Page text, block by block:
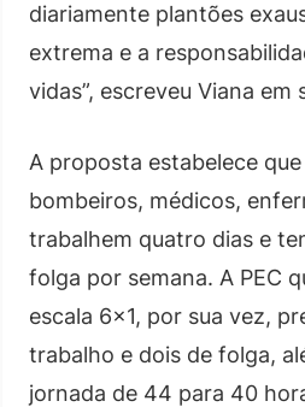
diariamente plantões
extrema e a
vidas”, escreveu Viana em
A proposta estabelece
bombeiros, médicos,
trabalhem quatro dias e
folga por semana. A PEC
escala 6×1, por sua vez,
trabalho e dois de folga,
jornada de 44 para 40